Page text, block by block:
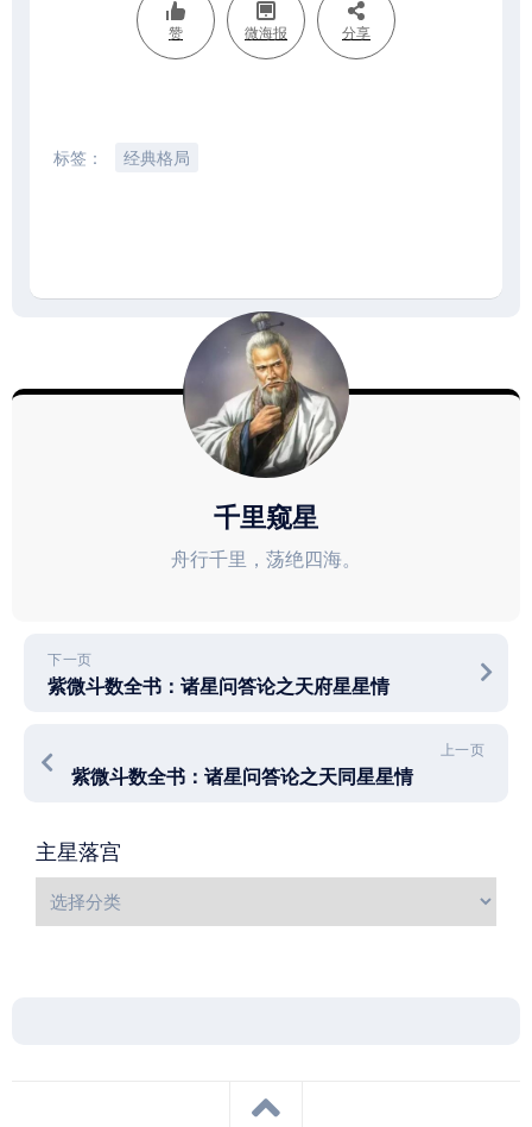
赞 微海报 分享
标签： 经典格局
千里窥星
舟行千里，荡绝四海。
下一页
紫微斗数全书：诸星问答论之天府星星情
上一页
紫微斗数全书：诸星问答论之天同星星情
主星落宫